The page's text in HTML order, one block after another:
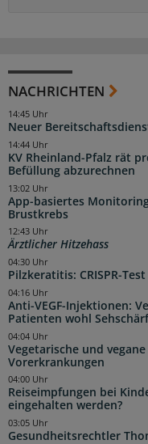
NACHRICHTEN
Neuer
14:45 Uhr
KV Rheinland-Pfalz rät
Befüllung abzurechnen
14:44 Uhr
App-basiertes
Brustkrebs
13:02 Uhr
Ärztlicher Hitzehass
12:43 Uhr
Pilzkeratitis: CRISPR-
04:30 Uhr
Anti-VEGF-Injektionen:
Patienten wohl
04:16 Uhr
Vegetarische und
Vorerkrankungen
04:04 Uhr
Reiseimpfungen bei
eingehalten werden?
04:00 Uhr
Gesundheitsrechtler
03:05 Uhr